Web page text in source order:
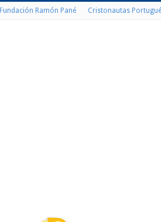
Fundación Ramón Pané Cristonautas